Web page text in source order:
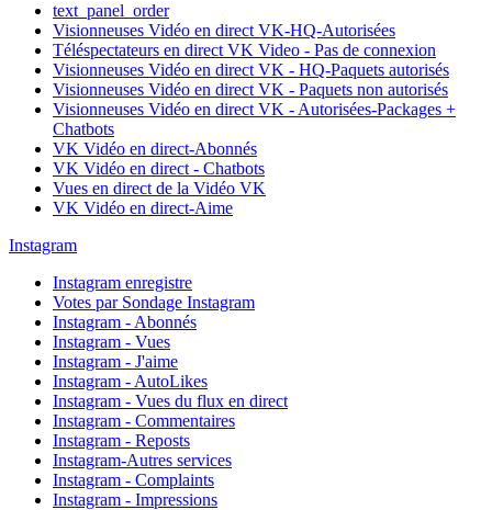
text_panel_order
Visionneuses Vidéo en direct VK-HQ-Autorisées
Téléspectateurs en direct VK Video - Pas de connexion
Visionneuses Vidéo en direct VK - HQ-Paquets autorisés
Visionneuses Vidéo en direct VK - Paquets non autorisés
Visionneuses Vidéo en direct VK - Autorisées-Packages +
Chatbots
VK Vidéo en direct-Abonnés
VK Vidéo en direct - Chatbots
Vues en direct de la Vidéo VK
VK Vidéo en direct-Aime
Instagram
Instagram enregistre
Votes par Sondage Instagram
Instagram - Abonnés
Instagram - Vues
Instagram - J'aime
Instagram - AutoLikes
Instagram - Vues du flux en direct
Instagram - Commentaires
Instagram - Reposts
Instagram-Autres services
Instagram - Complaints
Instagram - Impressions